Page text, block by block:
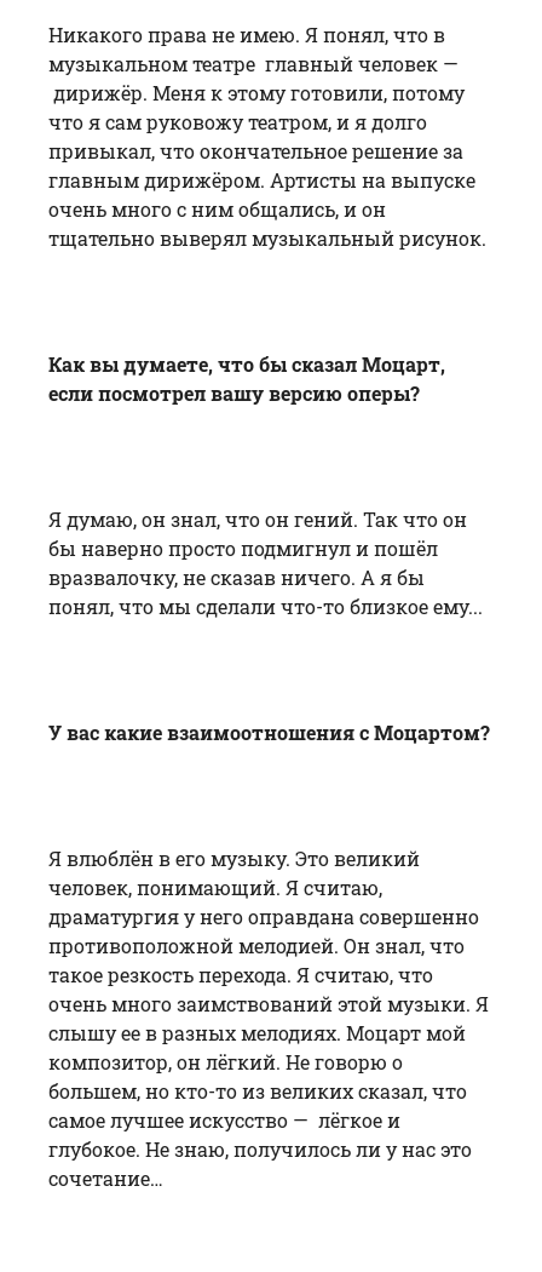
Никакого права не имею. Я понял, что в
музыкальном театре главный человек —
дирижёр. Меня к этому готовили, потому
что я сам руковожу театром, и я долго
привыкал, что окончательное решение за
главным дирижёром. Артисты на выпуске
очень много с ним общались, и он
тщательно выверял музыкальный рисунок.
Как вы думаете, что бы сказал Моцарт,
если посмотрел вашу версию оперы?
Я думаю, он знал, что он гений. Так что он
бы наверно просто подмигнул и пошёл
вразвалочку, не сказав ничего. А я бы
понял, что мы сделали что-то близкое ему...
У вас какие взаимоотношения с Моцартом?
Я влюблён в его музыку. Это великий
человек, понимающий. Я считаю,
драматургия у него оправдана совершенно
противоположной мелодией. Он знал, что
такое резкость перехода. Я считаю, что
очень много заимствований этой музыки. Я
слышу ее в разных мелодиях. Моцарт мой
композитор, он лёгкий. Не говорю о
большем, но кто-то из великих сказал, что
самое лучшее искусство — лёгкое и
глубокое. Не знаю, получилось ли у нас это
сочетание…